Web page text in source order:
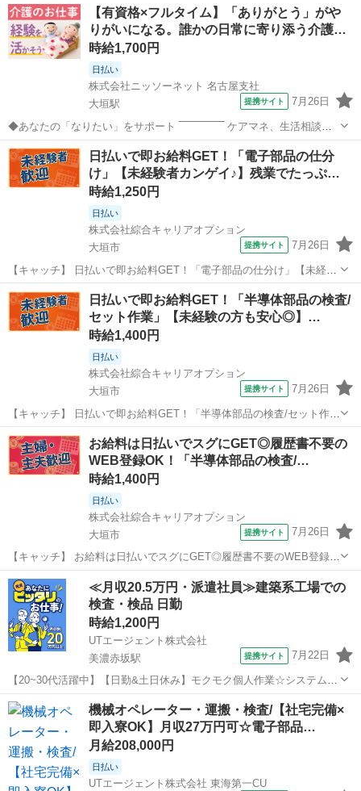
【有資格×フルタイム】「ありがとう」がや
りがいになる。誰かの日常に寄り添う介護…
時給1,700円
日払い
株式会社ニッソーネット 名古屋支社
大垣駅
提携サイト 7月26日
◆あなたの「なりたい」をサポート ‾‾‾‾‾‾‾‾‾‾‾‾‾‾ ケアマネ、生活相談
員、サ責、社会福祉士など 「いつかは、こういう役割を目指したい」
「もっと専門性を上げたい」 そんなあなたの想いをぜひ教えてくださ
い。 あなた...
岐阜 大垣市 大垣駅 その他
日払いで即お給料GET！「電子部品の仕分
け」【未経験者カンゲイ♪】残業でたっぷ…
時給1,250円
日払い
株式会社綜合キャリアオプション
大垣市
提携サイト 7月26日
【キャッチ】 日払いで即お給料GET！「電子部品の仕分け」【未経験
者カンゲイ♪】残業でたっぷり稼ぐ!少人数の職場!高時給1250円！ 【コ
メント】 製造のお仕事をお探しにおススメ♪ 「未経験でも出来る仕事
ないかな・・・」...
岐阜 大垣市 工場
日払いで即お給料GET！「半導体部品の検査/
セット作業」【未経験の方も安心◎】…
時給1,400円
日払い
株式会社綜合キャリアオプション
大垣市
提携サイト 7月26日
【キャッチ】 日払いで即お給料GET！「半導体部品の検査/セット作
業」【未経験の方も安心◎】残業月20H以上！高収入ゲットの大チャ
ンス☆高時給1400円！ 【コメント】 製造のお仕事をお探しにおスス
メ♪ 「未経験でも出来...
岐阜 大垣市 工場
お給料は日払いでスグにGET◎履歴書不要の
WEB登録OK！「半導体部品の検査/…
時給1,400円
日払い
株式会社綜合キャリアオプション
大垣市
提携サイト 7月26日
【キャッチ】 お給料は日払いでスグにGET◎履歴書不要のWEB登録
OK！「半導体部品の検査/セット作業」高時給1400円！北大垣周辺！
20代～40代のスタッフが多数活躍中★ 【コメント】 製造のお仕事を
お探しにおススメ♪ ...
岐阜 大垣市 工場
≪月収20.5万円・派遣社員≫建築系工場での
検査・検品 日勤
時給1,200円
UTエージェント株式会社
美濃赤坂駅
提携サイト 7月22日
【20~30代活躍中】【日勤&土日休み】モクモク個人作業☆システムキ
ッチンの天板の製造・検査♪残業少なめ◎《Jcyy1C》 詳細情報 ＼シス
テムキッチンの天板の製造・検査♪／ ＜具体的には…＞ ①素材選定
天然石（大理...
岐阜 大垣市 美濃赤坂駅 その他
機械オペレーター・運搬・検査/【社宅完備×
即入寮OK】月収27万円可☆電子部品…
月給208,000円
日払い
UTエージェント株式会社 東海第一CU